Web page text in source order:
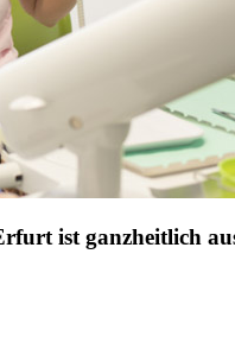
ist ganzheitlich